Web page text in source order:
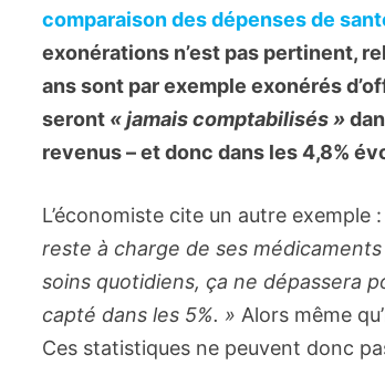
comparaison des dépenses de
exonérations n’est pas pertinent,
ans sont par exemple exonérés
seront « jamais comptabilisés »
revenus – et donc dans les 4,8%
L’économiste cite un autre exemple :
reste à charge de ses médicaments
soins quotidiens, ça ne dépassera
capté dans les 5%. » Alors même
Ces statistiques ne peuvent donc